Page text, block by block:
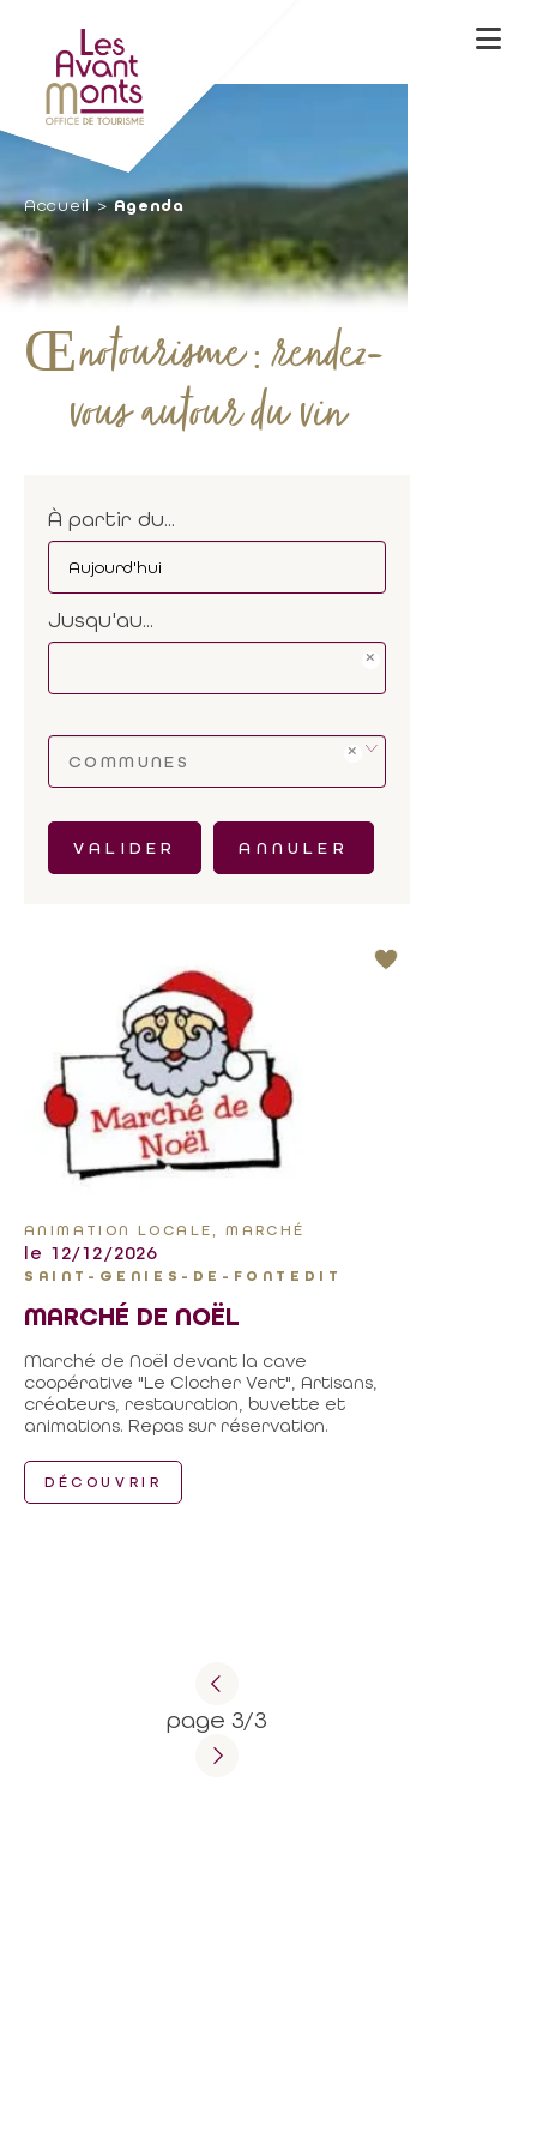
Accueil Agenda
Œnotourisme : rendez-
vous autour du vin
À partir du...
Jusqu'au...
COMMUNES
VALIDER ANNULER
ANIMATION LOCALE, MARCHÉ
le 12/12/2026
SAINT-GENIES-DE-FONTEDIT
MARCHÉ DE NOËL
Marché de Noël devant la cave
coopérative "Le Clocher Vert", Artisans,
créateurs, restauration, buvette et
animations. Repas sur réservation.
DÉCOUVRIR
page 3/3